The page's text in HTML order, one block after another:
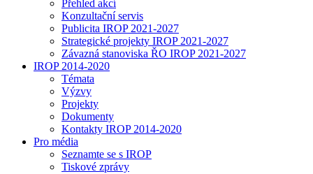
Přehled akcí
Konzultační servis
Publicita IROP 2021-2027
Strategické projekty IROP 2021-2027
Závazná stanoviska ŘO IROP 2021-2027
IROP 2014-2020
Témata
Výzvy
Projekty
Dokumenty
Kontakty IROP 2014-2020
Pro média
Seznamte se s IROP
Tiskové zprávy